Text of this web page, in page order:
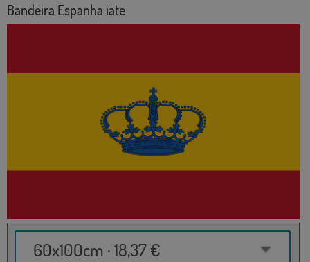
Bandeira Espanha iate
60x100cm · 18,37 €